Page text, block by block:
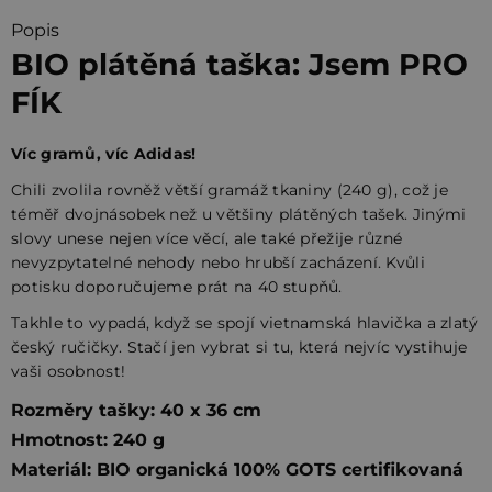
Popis
BIO plátěná taška: Jsem PRO
FÍK
Víc gramů, víc Adidas!
Chili zvolila rovněž větší gramáž tkaniny (240 g), což je
téměř dvojnásobek než u většiny plátěných tašek. Jinými
slovy unese nejen více věcí, ale také přežije různé
nevyzpytatelné nehody nebo hrubší zacházení. Kvůli
potisku doporučujeme prát na 40 stupňů.
Takhle to vypadá, když se spojí vietnamská hlavička a zlatý
český ručičky. Stačí jen vybrat si tu, která nejvíc vystihuje
vaši osobnost!
Rozměry tašky: 40 x 36 cm
Hmotnost: 240 g
Materiál: BIO organická 100% GOTS certifikovaná